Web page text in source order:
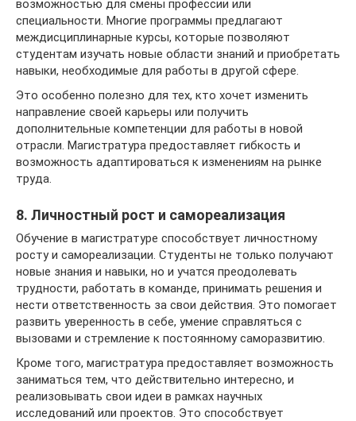
возможностью для смены профессии или
специальности. Многие программы предлагают
междисциплинарные курсы, которые позволяют
студентам изучать новые области знаний и приобретать
навыки, необходимые для работы в другой сфере.
Это особенно полезно для тех, кто хочет изменить
направление своей карьеры или получить
дополнительные компетенции для работы в новой
отрасли. Магистратура предоставляет гибкость и
возможность адаптироваться к изменениям на рынке
труда.
8. Личностный рост и самореализация
Обучение в магистратуре способствует личностному
росту и самореализации. Студенты не только получают
новые знания и навыки, но и учатся преодолевать
трудности, работать в команде, принимать решения и
нести ответственность за свои действия. Это помогает
развить уверенность в себе, умение справляться с
вызовами и стремление к постоянному саморазвитию.
Кроме того, магистратура предоставляет возможность
заниматься тем, что действительно интересно, и
реализовывать свои идеи в рамках научных
исследований или проектов. Это способствует